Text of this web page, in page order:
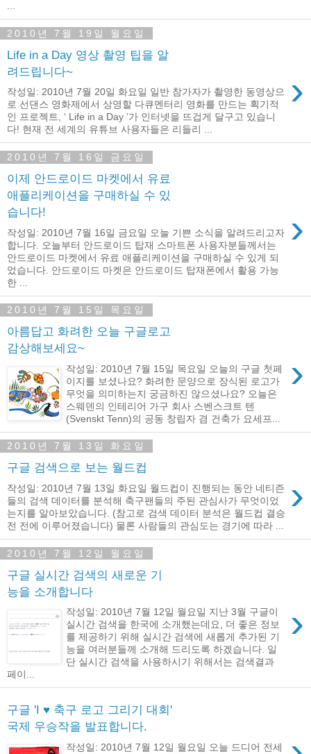
2010년 7월 19일 월요일
Life in a Day 영상 촬영 팁을 알
려드립니다~
›
작성일: 2010년 7월 20일 화요일 일반 참가자가 촬영한 동영상으
로 선댄스 영화제에서 상영할 다큐멘터리 영화를 만드는 획기적
인 프로젝트, ‘ Life in a Day ’가 인터넷을 뜨겁게 달구고 있습니
다! 현재 전 세계의 유튜브 사용자들은 리들리 ...
2010년 7월 16일 금요일
이제 안드로이드 마켓에서 유료
애플리케이션을 구매하실 수 있
습니다!
›
작성일: 2010년 7월 16일 금요일 오늘 기쁜 소식을 알려드리고자
합니다. 오늘부터 안드로이드 탑재 스마트폰 사용자분들께서는
안드로이드 마켓에서 유료 애플리케이션을 구매하실 수 있게 되
었습니다. 안드로이드 마켓은 안드로이드 탑재폰에서 활용 가능
한 ...
2010년 7월 15일 목요일
아름답고 화려한 오늘 구글로고
감상해보세요~
›
작성일: 2010년 7월 15일 목요일 오늘의 구글 첫페
이지를 보셨나요? 화려한 문양으로 장식된 로고가
무엇을 의미하는지 궁금하진 않으셨나요? 오늘은
스웨덴의 인테리어 가구 회사 스벤스크트 텐
(Svenskt Tenn)의 공동 창립자 겸 건축가 요세프...
2010년 7월 13일 화요일
구글 검색으로 보는 월드컵
›
작성일: 2010년 7월 13일 화요일 월드컵이 진행되는 동안 네티즌
들의 검색 데이터를 분석해 축구팬들의 주된 관심사가 무엇이었
는지를 알아보았습니다. (참고로 검색 데이터 분석은 월드컵 결승
전 전에 이루어졌습니다) 물론 사람들의 관심도는 경기에 따라 ...
2010년 7월 12일 월요일
구글 실시간 검색의 새로운 기
능을 소개합니다
›
작성일: 2010년 7월 12일 월요일 지난 3월 구글이
실시간 검색을 한국에 소개했는데요, 더 좋은 정보
를 제공하기 위해 실시간 검색에 새롭게 추가된 기
능을 여러분들께 소개해 드리도록 하겠습니다. 일
단 실시간 검색을 사용하시기 위해서는 검색결과
페이...
구글 'I ♥ 축구 로고 그리기 대회'
국제 우승작을 발표합니다.
작성일: 2010년 7월 12일 월요일 오늘 드디어 전세